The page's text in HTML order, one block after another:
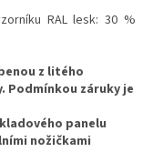
RAL lesk: 30 %
z litého
Podmínkou záruky je
panelu
nožičkami